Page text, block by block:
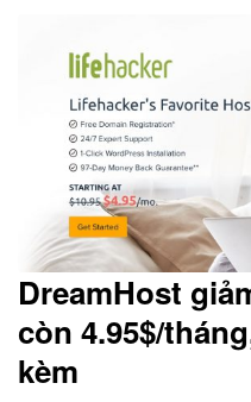
DreamHost
còn 4.95$/
kèm